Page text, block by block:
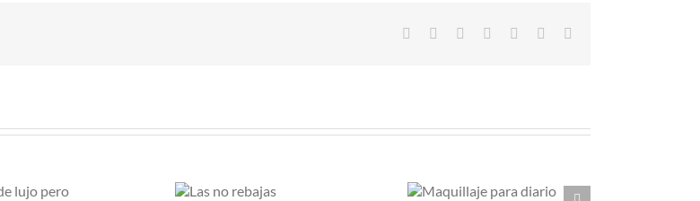
Facebook Reddit LinkedIn
TumblrPinterest